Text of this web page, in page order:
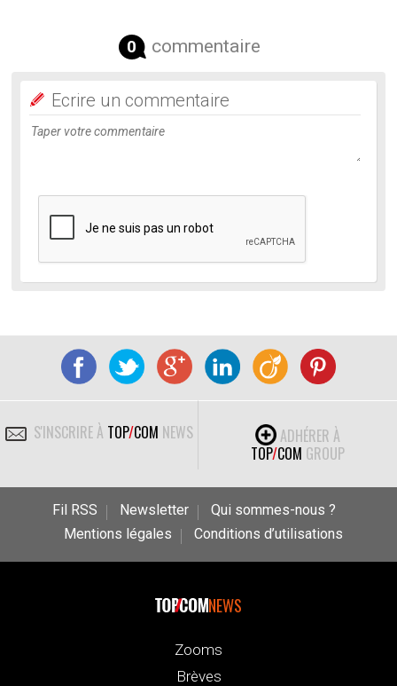
0 commentaire
Ecrire un commentaire
S'INSCRIRE À TOP/COM NEWS
ADHÉRER À
TOP/COM GROUP
Fil RSS Newsletter
Qui sommes-nous ?
Mentions légales
Conditions d’utilisations
NEWS
Zooms
Brèves